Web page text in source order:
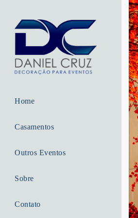
Home
Casamentos
Outros Eventos
Sobre
Contato